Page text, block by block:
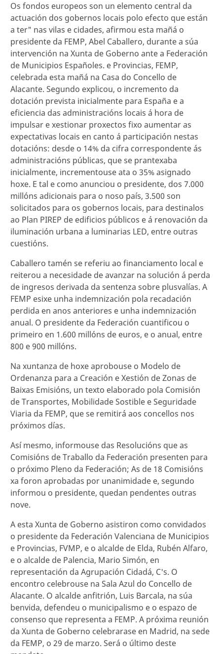
Os fondos europeos son un elemento central da
actuación dos gobernos locais polo efecto que están
a ter" nas vilas e cidades, afirmou esta mañá o
presidente da FEMP, Abel Caballero, durante a súa
intervención na Xunta de Goberno ante a Federación
de Municipios Españoles. e Provincias, FEMP,
celebrada esta mañá na Casa do Concello de
Alacante. Segundo explicou, o incremento da
dotación prevista inicialmente para España e a
eficiencia das administracións locais á hora de
impulsar e xestionar proxectos fixo aumentar as
expectativas locais en canto á participación nestas
dotacións: desde o 14% da cifra correspondente ás
administracións públicas, que se prantexaba
inicialmente, incrementouse ata o 35% asignado
hoxe. E tal e como anunciou o presidente, dos 7.000
millóns adicionais para o noso país, 3.500 son
solicitados para os gobernos locais, para destinalos
ao Plan PIREP de edificios públicos e á renovación da
iluminación urbana a luminarias LED, entre outras
cuestións.
Caballero tamén se referiu ao financiamento local e
reiterou a necesidade de avanzar na solución á perda
de ingresos derivada da sentenza sobre plusvalías. A
FEMP esixe unha indemnización pola recadación
perdida en anos anteriores e unha indemnización
anual. O presidente da Federación cuantificou o
primeiro en 1.600 millóns de euros, e o anual, entre
800 e 900 millóns.
Na xuntanza de hoxe aprobouse o Modelo de
Ordenanza para a Creación e Xestión de Zonas de
Baixas Emisións, un texto elaborado pola Comisión
de Transportes, Mobilidade Sostible e Seguridade
Viaria da FEMP, que se remitirá aos concellos nos
próximos días.
Así mesmo, informouse das Resolucións que as
Comisións de Traballo da Federación presenten para
o próximo Pleno da Federación; As de 18 Comisións
xa foron aprobadas por unanimidade e, segundo
informou o presidente, quedan pendentes outras
nove.
A esta Xunta de Goberno asistiron como convidados
o presidente da Federación Valenciana de Municipios
e Provincias, FVMP, e o alcalde de Elda, Rubén Alfaro,
e o alcalde de Palencia, Mario Simón, en
representación da Agrupación Cidadá, C's. O
encontro celebrouse na Sala Azul do Concello de
Alacante. O alcalde anfitrión, Luis Barcala, na súa
benvida, defendeu o municipalismo e o espazo de
consenso que representa a FEMP. A próxima reunión
da Xunta de Goberno celebrarase en Madrid, na sede
da FEMP, o 29 de marzo. Será o último deste